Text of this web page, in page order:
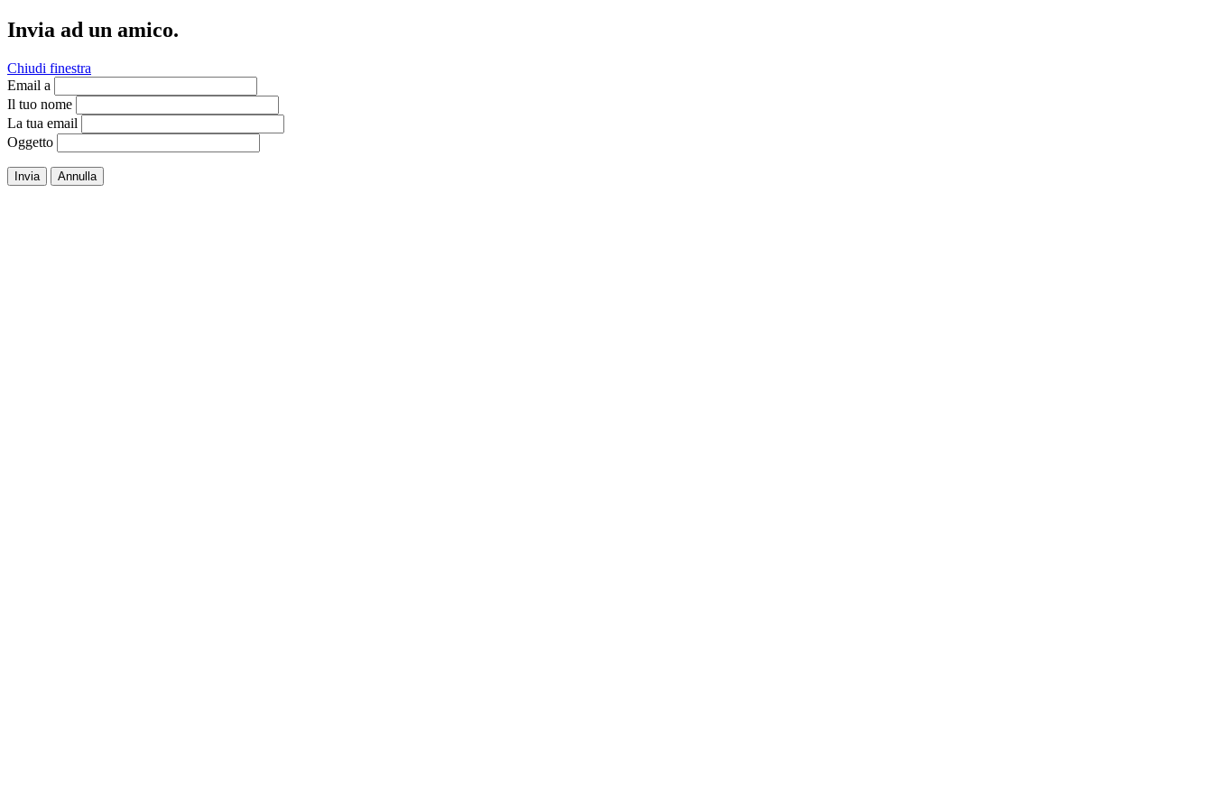
Invia ad un amico.
Chiudi finestra
Email a
Il tuo nome
La tua email
Oggetto
Invia Annulla